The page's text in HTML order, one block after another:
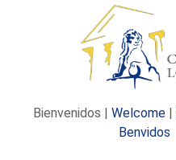
Bienvenidos | Welcome |
Benvidos